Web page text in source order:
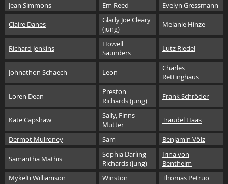
Jean Simmons Em Reed Evelyn Gressmann
Claire Danes
Glady Joe Cleary
(jung)
Melanie Hinze
Richard Jenkins
Howell
Saunders
Lutz Riedel
Johnathon Schaech Leon
Charles
Rettinghaus
Loren Dean
Preston
Richards (jung)
Frank Schröder
Kate Capshaw
Sally, Finns
Mutter
Traudel Haas
Dermot Mulroney Sam Benjamin Völz
Samantha Mathis
Sophia Darling
Richards (jung)
Irina von
Bentheim
Mykelti Williamson
Winston Thomas Petruo